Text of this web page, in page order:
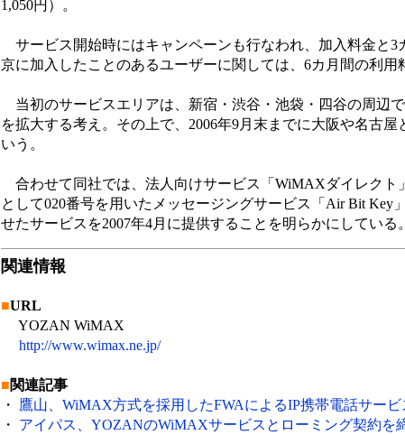
1,050円）。
サービス開始時にはキャンペーンも行なわれ、加入料金と
京に加入したことのあるユーザーに関しては、6カ月間の利用
当初のサービスエリアは、新宿・渋谷・池袋・四谷の周辺
を拡大する考え。その上で、2006年9月末までに大阪や名古
いう。
合わせて同社では、法人向けサービス「WiMAXダイレクト
として020番号を用いたメッセージングサービス「Air Bit Key
せたサービスを2007年4月に提供することを明らかにしている。
関連情報
■URL
YOZAN WiMAX
http://www.wimax.ne.jp/
■関連記事
・ 鷹山、WiMAX方式を採用したFWAによるIP携帯電話サービ
・ アイパス、YOZANのWiMAXサービスとローミング契約を締